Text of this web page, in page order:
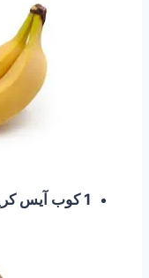
1 كوب آيس كريم